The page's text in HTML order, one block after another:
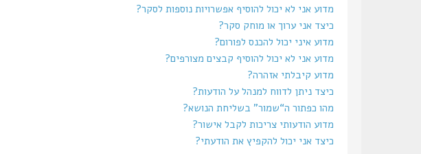
מדוע אני לא יכול להוסיף אפשרויות נוספות לסקר?
כיצד אני ערוך או מוחק סקר?
מדוע איני יכול להכנס לפורום?
מדוע אני לא יכול להוסיף קבצים מצורפים?
מדוע קיבלתי אזהרה?
כיצד ניתן לדווח למנהל על הודעות?
מהו כפתור ה“שמור” בשליחת הנושא?
מדוע הודעותי צריכות לקבל אישור?
כיצד אני יכול להקפיץ את הודעתי?